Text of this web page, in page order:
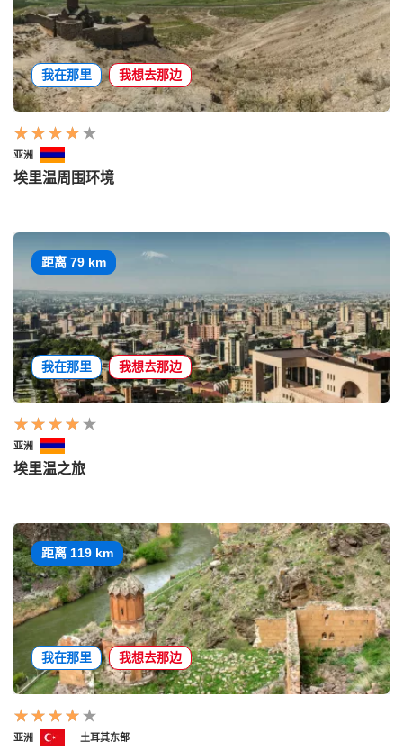
我在那里 我想去那边
亚洲
埃里温周围环境
距离 79 km
我在那里 我想去那边
亚洲
埃里温之旅
距离 119 km
我在那里 我想去那边
亚洲 土耳其东部